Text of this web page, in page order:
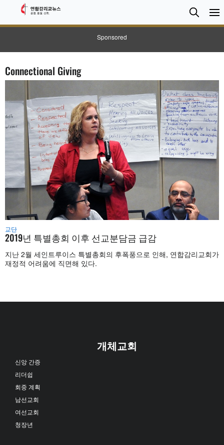
Sponsored
검
색
Search
Connectional Giving
교단
2019년 특별총회 이후 선교분담금 급감
지난 2월 세인트루이스 특별총회의 후폭풍으로 인해, 연합감리교회가
재정적 어려움에 직면해 있다.
개체교회
신앙 간증
리더쉽
회중 계획
남선교회
여선교회
청장년